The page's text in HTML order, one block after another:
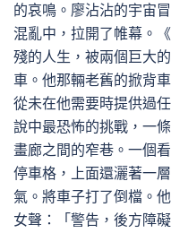
的哀鳴。廖沾沾的宇宙
混亂中，拉開了帷幕。
殘的人生，被兩個巨大
車。他那輛老舊的掀背
從未在他需要時提供過
說中最恐怖的挑戰，一
畫廊之間的窄巷。一個
停車格，上面還灑著一
氣。將車子打了倒檔。
女聲：「警告，後方障